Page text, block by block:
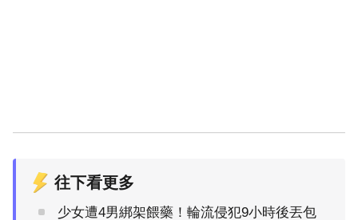
往下看更多
少女遭4男綁架餵藥！輪流侵犯9小時後丟包